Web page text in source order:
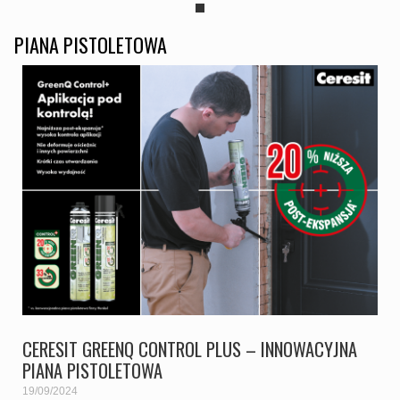
PIANA PISTOLETOWA
CERESIT GREENQ CONTROL PLUS – INNOWACYJNA
PIANA PISTOLETOWA
19/09/2024